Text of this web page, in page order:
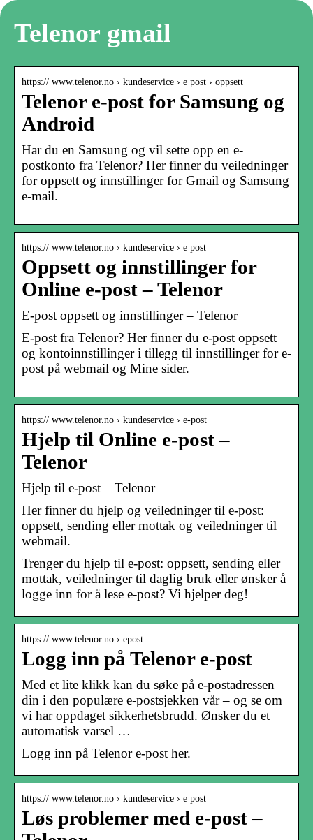
Telenor gmail
https:// www.telenor.no › kundeservice › e post › oppsett
Telenor e-post for Samsung og
Android
Har du en Samsung og vil sette opp en e-
postkonto fra Telenor? Her finner du veiledninger
for oppsett og innstillinger for Gmail og Samsung
e-mail.
https:// www.telenor.no › kundeservice › e post
Oppsett og innstillinger for
Online e-post – Telenor
E-post oppsett og innstillinger – Telenor
E-post fra Telenor? Her finner du e-post oppsett
og kontoinnstillinger i tillegg til innstillinger for e-
post på webmail og Mine sider.
https:// www.telenor.no › kundeservice › e-post
Hjelp til Online e-post –
Telenor
Hjelp til e-post – Telenor
Her finner du hjelp og veiledninger til e-post:
oppsett, sending eller mottak og veiledninger til
webmail.
Trenger du hjelp til e-post: oppsett, sending eller
mottak, veiledninger til daglig bruk eller ønsker å
logge inn for å lese e-post? Vi hjelper deg!
https:// www.telenor.no › epost
Logg inn på Telenor e-post
Med et lite klikk kan du søke på e-postadressen
din i den populære e-postsjekken vår – og se om
vi har oppdaget sikkerhetsbrudd. Ønsker du et
automatisk varsel …
Logg inn på Telenor e-post her.
https:// www.telenor.no › kundeservice › e post
Løs problemer med e-post –